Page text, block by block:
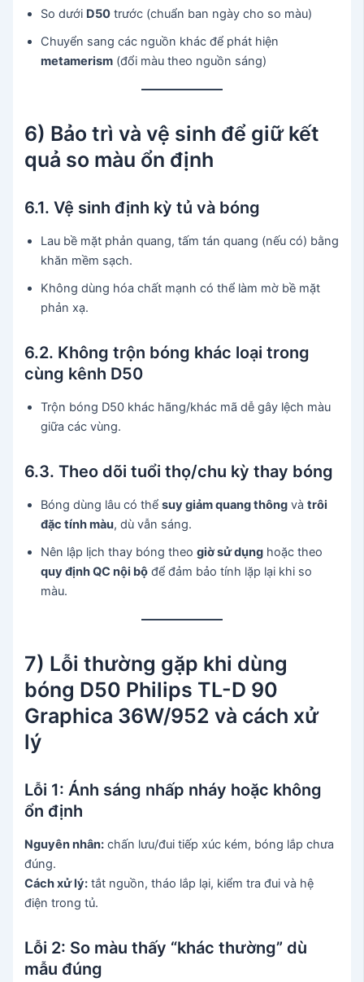
So dưới D50 trước (chuẩn ban ngày cho so màu)
Chuyển sang các nguồn khác để phát hiện
metamerism (đổi màu theo nguồn sáng)
6) Bảo trì và vệ sinh để giữ kết
quả so màu ổn định
6.1. Vệ sinh định kỳ tủ và bóng
Lau bề mặt phản quang, tấm tán quang (nếu có) bằng
khăn mềm sạch.
Không dùng hóa chất mạnh có thể làm mờ bề mặt
phản xạ.
6.2. Không trộn bóng khác loại trong
cùng kênh D50
Trộn bóng D50 khác hãng/khác mã dễ gây lệch màu
giữa các vùng.
6.3. Theo dõi tuổi thọ/chu kỳ thay bóng
Bóng dùng lâu có thểsuy giảm quang thông vàtrôi
đặc tính màu, dù vẫn sáng.
Nên lập lịch thay bóng theogiờ sử dụng hoặc theo
quy định QC nội bộ để đảm bảo tính lặp lại khi so
màu.
7) Lỗi thường gặp khi dùng
bóng D50 Philips TL-D 90
Graphica 36W/952 và cách xử
lý
Lỗi 1: Ánh sáng nhấp nháy hoặc không
ổn định
Nguyên nhân: chấn lưu/đui tiếp xúc kém, bóng lắp chưa
đúng.
Cách xử lý: tắt nguồn, tháo lắp lại, kiểm tra đui và hệ
điện trong tủ.
Lỗi 2: So màu thấy “khác thường” dù
mẫu đúng